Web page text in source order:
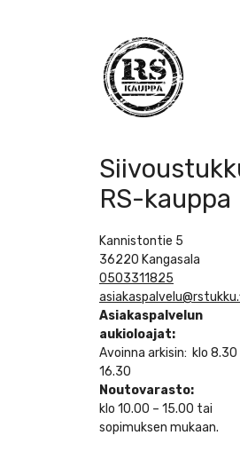
RS-kauppa
Kannistontie 5
36220 Kangasala
0503311825
Asiakaspalvelun
aukioloajat:
Avoinna arkisin: klo 8.30
16.30
Noutovarasto:
klo 10.00 – 15.00 tai
sopimuksen mukaan.